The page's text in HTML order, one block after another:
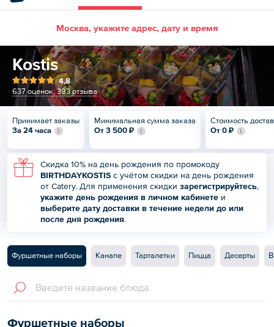
Москва, укажите адрес, дату и время
Kostis
4,8
637 оценок,393 отзыва
Принимает заказы
За 24 часа
Минимальная сумма заказа
От 3 500 ₽
Стоимость
От 0 ₽
Скидка 10% на день рождения по промокоду
BIRTHDAYKOSTIS с учётом скидки на день рождения
от Catery. Для применения скидки зарегистрируйтесь,
укажите день рождения в личном кабинете и
выберите дату доставки в течение недели до или
после дня рождения.
Фуршетные наборы Канапе Тарталетки Пицца Десерты
Фуршетные наборы